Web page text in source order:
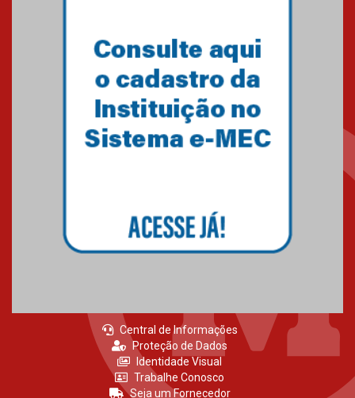
Como o Colégio Mackenzie
Brasília prepara seus
estudantes para o PAS antes
mesmo do Ensino Médio
04.08.2026
Central de Informações
Proteção de Dados
Identidade Visual
Trabalhe Conosco
Seja um Fornecedor